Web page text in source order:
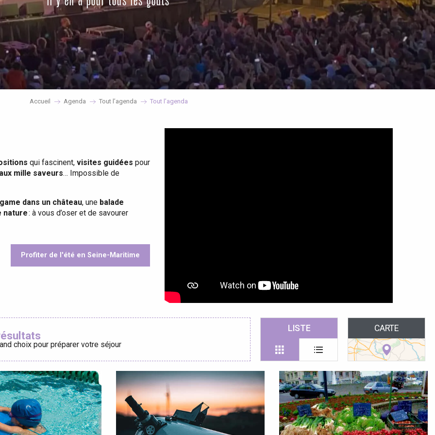
Accueil Agenda Tout l’agenda Tout l’agenda
qui fascinent, visites guidées pour
mille saveurs… Impossible de
dans un château, une balade
nature: à vous d’oser et de savourer
Profiter de l'été en Seine-Maritime
choix pour préparer votre séjour
LISTE CARTE